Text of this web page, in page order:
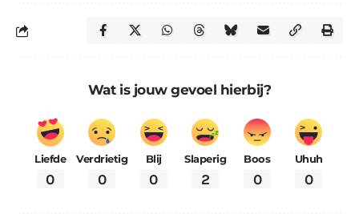
Wat is jouw gevoel hierbij?
Liefde
0
Verdrietig
0
Blij
0
Slaperig
2
Boos
0
Uhuh
0